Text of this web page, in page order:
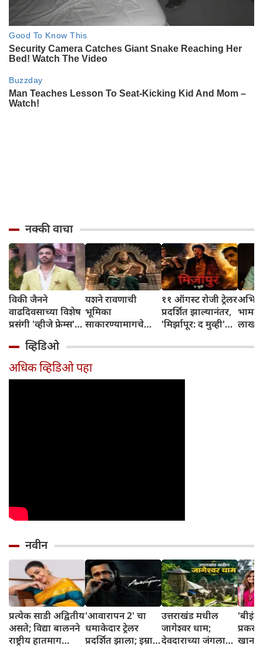
नक्की वाचा
विकी जैनने
वाढदिवसाच्या विशेष
प्रसंगी 'व्हीजे फ्रेम्स'
हाऊसची भव्य
सुरुवात केली
यशने रावणाची
भूमिका
साकारण्यामागचे
११ ऑगस्ट रोजी ट्रेलर
प्रदर्शित झाल्यानंतर,
'मिर्झापूर: द मुव्ही'
प्रमोशन करणार
व्हिडिओ
अधिक व्हिडिओ पहा
नवीन
प्रत्येक साडी अद्वितीय
असते; विद्या बालनने
राष्ट्रीय हातमाग
'आवारापन 2' चा
धमाकेदार ट्रेलर
प्रदर्शित झाला; इम्रान
उत्तराखंड मधील
जागेश्वर धाम;
देवदाराच्या जंगलात
'बीइंग
खान